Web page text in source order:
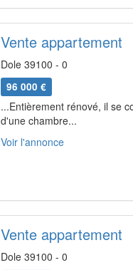
Vente appartement
Dole 39100 - 0
96 000 €
...Entièrement rénové, il se
d'une chambre...
Voir l'annonce
Vente appartement
Dole 39100 - 0